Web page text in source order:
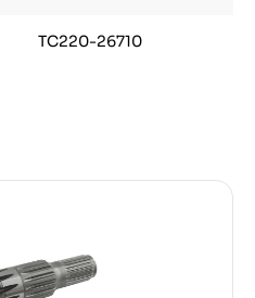
TC220-26710